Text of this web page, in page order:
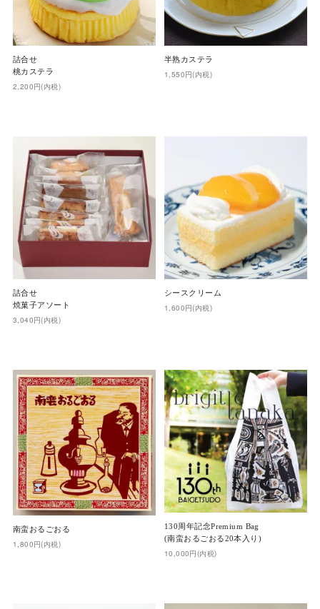
詰合せ
桃カステラ
2,200円(内税)
半熟カステラ
1,550円(内税)
詰合せ
焼菓子アソート
3,040円(内税)
シースクリーム
1,600円(内税)
南蛮おるごおる
1,800円(内税)
130周年記念Premium Bag
(南蛮おるごおる20本入り)
10,000円(内税)